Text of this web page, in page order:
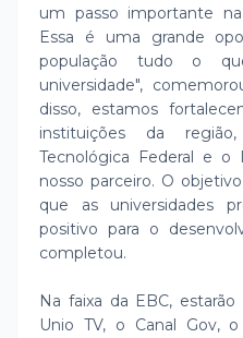
um passo importante
Essa é uma grande
população tudo o
universidade",
disso, estamos
instituições da
Tecnológica Federal e
nosso parceiro. O
que as universidades
positivo para o
completou.
Na faixa da EBC,
Unio TV, o Canal Gov,